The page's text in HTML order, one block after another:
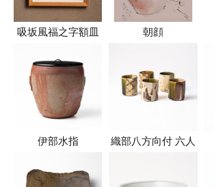
吸坂風福之字額皿 朝顔
伊部水指 織部八方向付 六人